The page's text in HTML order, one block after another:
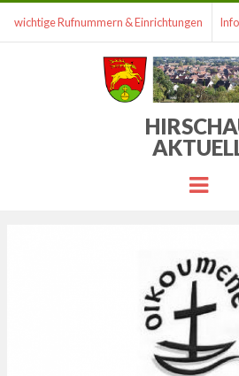
wichtige Rufnummern & Einrichtungen
Menu